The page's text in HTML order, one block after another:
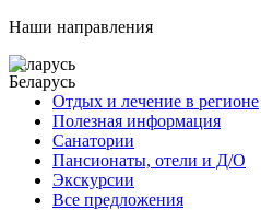
Наши направления
Беларусь
Отдых и лечение в регионе
Полезная информация
Санатории
Пансионаты, отели и Д/О
Экскурсии
Все предложения